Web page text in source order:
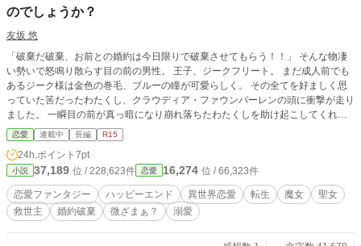
のでしょうか？
友坂 悠
「破棄だ破棄、お前との婚約は今日限りで破棄させてもらう！！」 そんな物凄
い勢いで怒鳴り散らす目の前の男性。 王子、ジークフリート。 まだ成人前でも
あるジーク様は金色の巻毛、ブルーの瞳が可愛らしく。 その全てを好ましく思
っていた筈だったわたくし、クラウディア・ファウンバーレンの頭に衝撃が走り
ました。 一瞬目の前が真っ暗になり崩れ落ちたわたくしを助け起こしてくれた
のはどこか異国風な服装の殿方。 銀髪碧眼の美丈夫ハッシュヴァルト様でし
た。 「って、冗談じゃないわよ！」 え？ 「もう。悲劇のお姫様ぶりっ子はやめ
てよね。そんなんだからあんなガキにいいように言われるんだわ」 ちょっと、
待って？ 「またないわよ。もう、文句の一つも言ってやらなきゃおさまらない
んだから！」 わたくしの身体を操ってそう王子にひとこと言いに行くと息巻い
ている魔女カペラさんが登場して？ もうどうなってしまうのでしょう？
恋愛 連載中 長編 R15
24h.ポイント 7pt
小説 37,189 位 / 228,623件 恋愛 16,274 位 / 66,323件
恋愛ファンタジー ハッピーエンド 異世界恋愛 転生 魔女
聖女
救世主
婚約破棄 微ざまぁ？ 溺愛